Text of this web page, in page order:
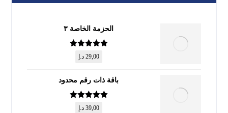
الحزمة الخاصة ٣
تم التقييم
من 5
29,00 د.إ
باقة ذات رقم محدود
تم التقييم
39,00 د.إ